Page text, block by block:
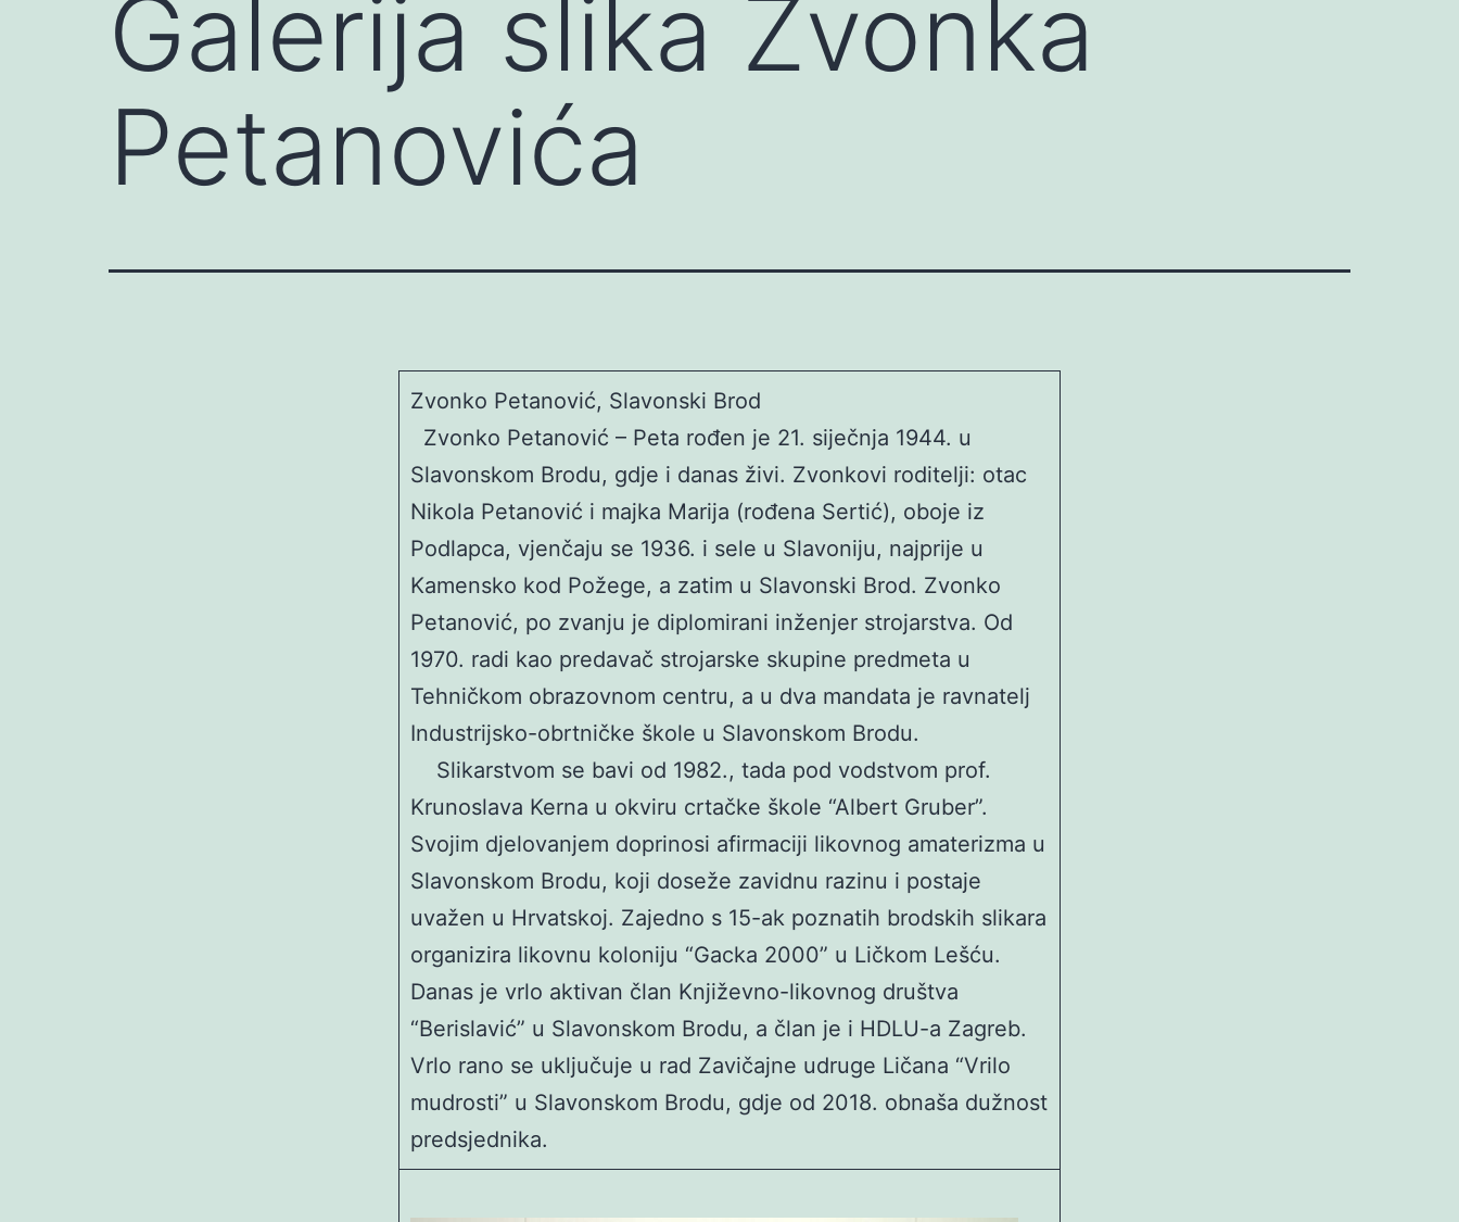
Galerija slika Zvonka
Petanovića
Zvonko Petanović, Slavonski Brod
Zvonko Petanović – Peta rođen je 21. siječnja 1944. u
Slavonskom Brodu, gdje i danas živi. Zvonkovi roditelji: otac
Nikola Petanović i majka Marija (rođena Sertić), oboje iz
Podlapca, vjenčaju se 1936. i sele u Slavoniju, najprije u
Kamensko kod Požege, a zatim u Slavonski Brod. Zvonko
Petanović, po zvanju je diplomirani inženjer strojarstva. Od
1970. radi kao predavač strojarske skupine predmeta u
Tehničkom obrazovnom centru, a u dva mandata je ravnatelj
Industrijsko-obrtničke škole u Slavonskom Brodu.
Slikarstvom se bavi od 1982., tada pod vodstvom prof.
Krunoslava Kerna u okviru crtačke škole “Albert Gruber”.
Svojim djelovanjem doprinosi afirmaciji likovnog amaterizma u
Slavonskom Brodu, koji doseže zavidnu razinu i postaje
uvažen u Hrvatskoj. Zajedno s 15-ak poznatih brodskih slikara
organizira likovnu koloniju “Gacka 2000” u Ličkom Lešću.
Danas je vrlo aktivan član Književno-likovnog društva
“Berislavić” u Slavonskom Brodu, a član je i HDLU-a Zagreb.
Vrlo rano se uključuje u rad Zavičajne udruge Ličana “Vrilo
mudrosti” u Slavonskom Brodu, gdje od 2018. obnaša dužnost
predsjednika.